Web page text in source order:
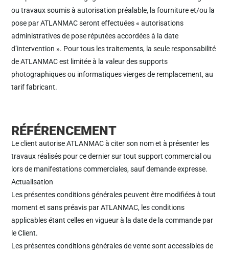
ou travaux soumis à autorisation préalable, la fourniture et/ou la
pose par ATLANMAC seront effectuées « autorisations
administratives de pose réputées accordées à la date
d’intervention ». Pour tous les traitements, la seule responsabilité
de ATLANMAC est limitée à la valeur des supports
photographiques ou informatiques vierges de remplacement, au
tarif fabricant.
RÉFÉRENCEMENT
Le client autorise ATLANMAC à citer son nom et à présenter les
travaux réalisés pour ce dernier sur tout support commercial ou
lors de manifestations commerciales, sauf demande expresse.
Actualisation
Les présentes conditions générales peuvent être modifiées à tout
moment et sans préavis par ATLANMAC, les conditions
applicables étant celles en vigueur à la date de la commande par
le Client.
Les présentes conditions générales de vente sont accessibles de